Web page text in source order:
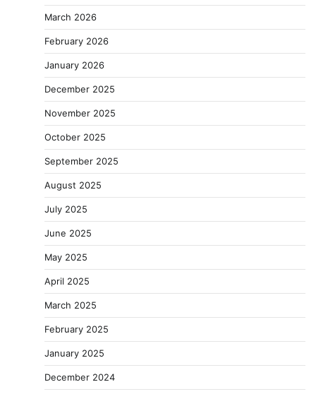
March 2026
February 2026
January 2026
December 2025
November 2025
October 2025
September 2025
August 2025
July 2025
June 2025
May 2025
April 2025
March 2025
February 2025
January 2025
December 2024